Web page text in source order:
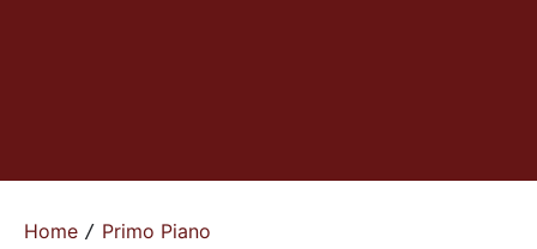
Home / Primo Piano